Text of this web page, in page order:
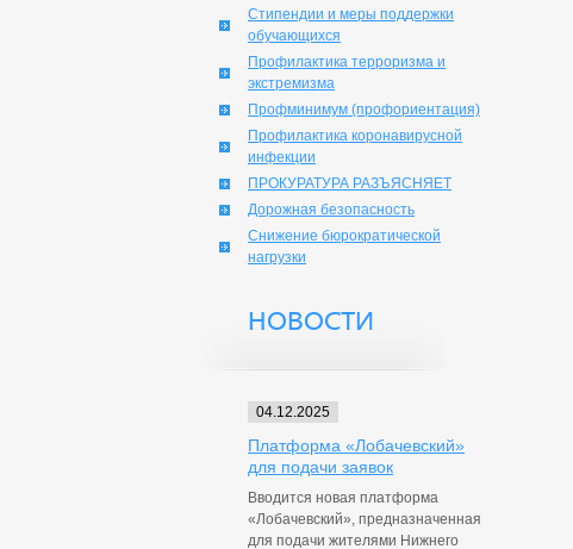
Стипендии и меры поддержки
обучающихся
Профилактика терроризма и
экстремизма
Профминимум (профориентация)
Профилактика коронавирусной
инфекции
ПРОКУРАТУРА РАЗЪЯСНЯЕТ
Дорожная безопасность
Снижение бюрократической
нагрузки
НОВОСТИ
04.12.2025
Платформа «Лобачевский»
для подачи заявок
Вводится новая платформа
«Лобачевский», предназначенная
для подачи жителями Нижнего